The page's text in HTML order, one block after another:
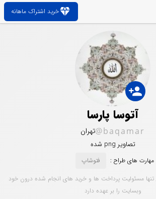
diamondخرید اشتراک ماهانه
person_add
آتوسا پارسا
@baqamarتهران
تصاویر png شده
مهارت های طراح :
فتوشاپ
مسئولیت پرداخت ها و خرید های انجام شده درون خود
وبسایت را بر عهده دارد